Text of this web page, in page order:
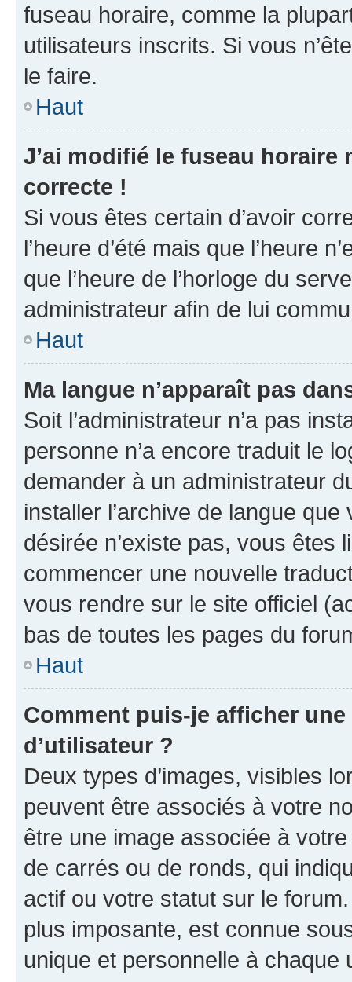
fuseau horaire, comme la
utilisateurs inscrits. Si vous
le faire.
Haut
J’ai modifié le fuseau horaire
correcte !
Si vous êtes certain d’avoir
l’heure d’été mais que l’heure
que l’heure de l’horloge du
administrateur afin de lui
Haut
Ma langue n’apparaît pas
Soit l’administrateur n’a pas
personne n’a encore traduit le
demander à un administrateur
installer l’archive de langue
désirée n’existe pas, vous êtes
commencer une nouvelle
vous rendre sur le site officiel
bas de toutes les pages du
Haut
Comment puis-je afficher
d’utilisateur ?
Deux types d’images, visibles
peuvent être associés à votre
être une image associée à
de carrés ou de ronds, qui
actif ou votre statut sur le
plus imposante, est connue
unique et personnelle à chaque